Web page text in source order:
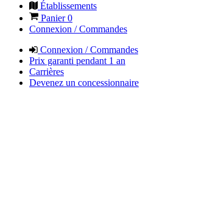
Établissements
Panier0
Connexion / Commandes
Connexion / Commandes
Prix garanti pendant 1 an
Carrières
Devenez un concessionnaire